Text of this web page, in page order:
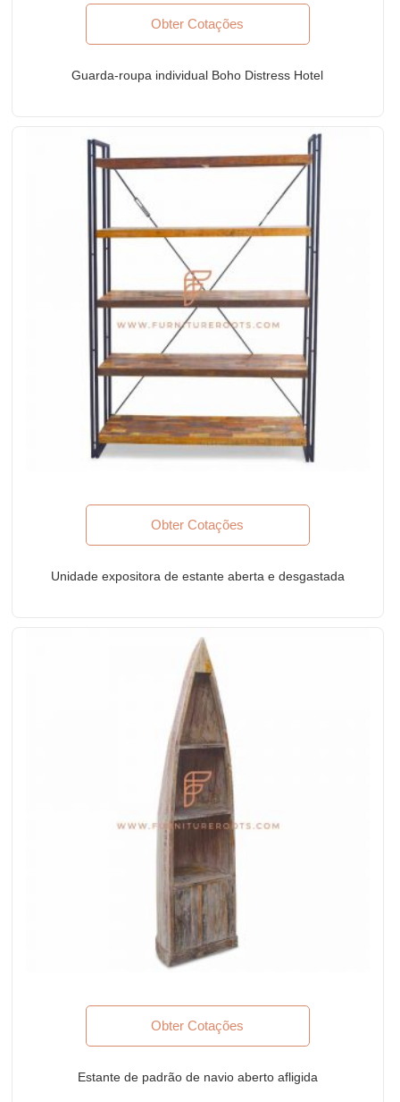
Obter Cotações
Guarda-roupa individual Boho Distress Hotel
Obter Cotações
Unidade expositora de estante aberta e desgastada
Obter Cotações
Estante de padrão de navio aberto afligida